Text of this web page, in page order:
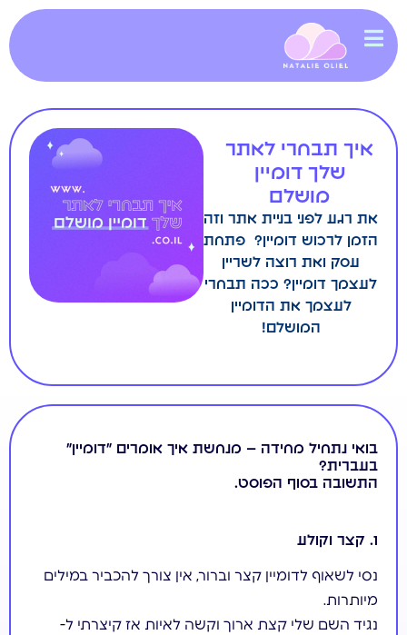
איך תבחרי לאתר
שלך דומיין
מושלם
את רגע לפני בניית אתר וזה
הזמן לרכוש דומיין? ⁠ פתחת
עסק ואת רוצה לשריין
לעצמך דומיין?⁠ ככה תבחרי
לעצמך את הדומיין
המושלם!⁠
בואי נתחיל מחידה – מנחשת איך אומרים ״דומיין״
בעברית?
התשובה בסוף הפוסט.
1. קצר וקולע
נסי לשאוף לדומיין קצר וברור, אין צורך להכביר במילים
מיותרות.
נגיד השם שלי קצת ארוך וקשה לאיות אז קיצרתי ל-